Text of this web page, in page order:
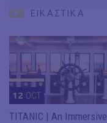
ΕΙΚΑΣΤΙΚΑ
12 OCT
TITANIC | An Immersive